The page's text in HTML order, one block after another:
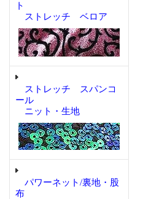
ト
ストレッチ ベロア
ストレッチ スパンコ
ール
ニット・生地
パワーネット/裏地・股
布